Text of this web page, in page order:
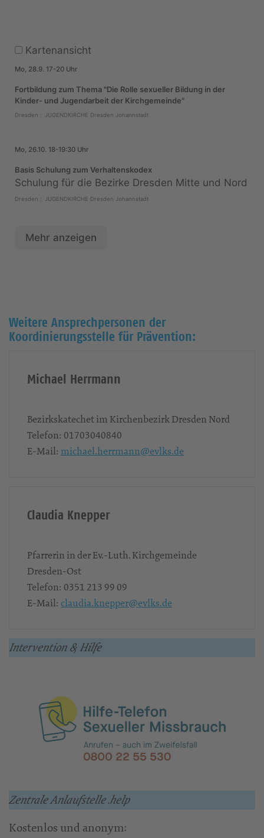
Kartenansicht
Mo, 28.9. 17-20 Uhr
Fortbildung zum Thema "Die Rolle sexueller Bildung in der
Kinder- und Jugendarbeit der Kirchgemeinde"
Dresden : JUGENDKIRCHE Dresden Johannstadt
Mo, 26.10. 18-19:30 Uhr
Basis Schulung zum Verhaltenskodex
Schulung für die Bezirke Dresden Mitte und Nord
Dresden : JUGENDKIRCHE Dresden Johannstadt
Mehr anzeigen
Weitere Ansprechpersonen der
Koordinierungsstelle für Prävention:
Michael Herrmann
Bezirkskatechet im Kirchenbezirk Dresden Nord
Telefon: 01703040840
E-Mail: michael.herrmann@evlks.de
Claudia Knepper
Pfarrerin in der Ev.-Luth. Kirchgemeinde
Dresden-Ost
Telefon: 0351 213 99 09
E-Mail: claudia.knepper@evlks.de
Intervention & Hilfe
Zentrale Anlaufstelle .help
Kostenlos und anonym: